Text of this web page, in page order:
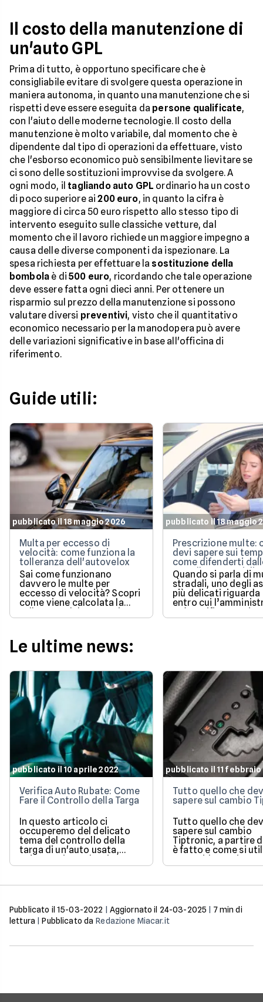
Il costo della manutenzione di
un'auto GPL
Prima di tutto, è opportuno specificare che è
consigliabile evitare di svolgere questa operazione in
maniera autonoma, in quanto una manutenzione che si
rispetti deve essere eseguita da persone qualificate,
con l'aiuto delle moderne tecnologie. Il costo della
manutenzione è molto variabile, dal momento che è
dipendente dal tipo di operazioni da effettuare, visto
che l'esborso economico può sensibilmente lievitare se
ci sono delle sostituzioni improvvise da svolgere. A
ogni modo, il tagliando auto GPL ordinario ha un costo
di poco superiore ai200 euro, in quanto la cifra è
maggiore di circa 50 euro rispetto allo stesso tipo di
intervento eseguito sulle classiche vetture, dal
momento che il lavoro richiede un maggiore impegno a
causa delle diverse componenti da ispezionare. La
spesa richiesta per effettuare la sostituzione della
bombola è di500 euro, ricordando che tale operazione
deve essere fatta ogni dieci anni. Per ottenere un
risparmio sul prezzo della manutenzione si possono
valutare diversi preventivi, visto che il quantitativo
economico necessario per la manodopera può avere
delle variazioni significative in base all'officina di
riferimento.
Guide utili:
pubblicato il 18 maggio 2026
Multa per eccesso di
velocità: come funziona la
tolleranza dell'autovelox
Sai come funzionano
davvero le multe per
eccesso di velocità? Scopri
come viene calcolata la
tolleranza del 5% prevista
dalla legge e quali sono le
2026 per evitare brutte
sorprese alla guida.
pubblicato il 18 maggio
Prescrizione multe:
devi sapere sui
come difenderti
cartelle esattoriali
Quando si parla di
stradali, uno degli
più delicati riguarda
entro cui
può notificare o
un pagamento.
Le ultime news:
pubblicato il 10 aprile 2022
Verifica Auto Rubate: Come
Fare il Controllo della Targa
In questo articolo ci
occuperemo del delicato
tema del controllo della
targa di un'auto usata,
un'operazione che si
effettua quando si ha il
sia stata rubata. Ne
procedura e attendibilità.
pubblicato il 11 febbraio
Tutto quello che
sapere sul cambio
Tutto quello che
sapere sul cambio
Tiptronic, a partire
è fatto e come si
Una guida pratica e
semplice di un
Pubblicato il 15-03-2022 Aggiornato il 24-03-2025 7min di
lettura |Pubblicato da Redazione Miacar.it